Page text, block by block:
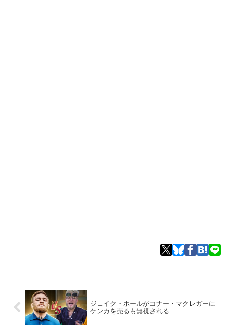
ジェイク・ポールがコナー・マクレガーに
ケンカを売るも無視される